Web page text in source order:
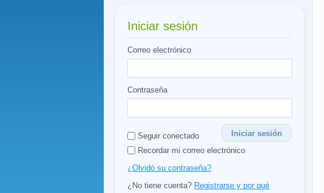
Iniciar sesión
Correo electrónico
Contraseña
Seguir conectado
Iniciar sesión
Recordar mi correo electrónico
¿Olvidó su contraseña?
¿No tiene cuenta? Registrarse y por qué